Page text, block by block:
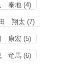
泰地 (4)
翔太 (7)
康宏 (5)
竜馬 (6)